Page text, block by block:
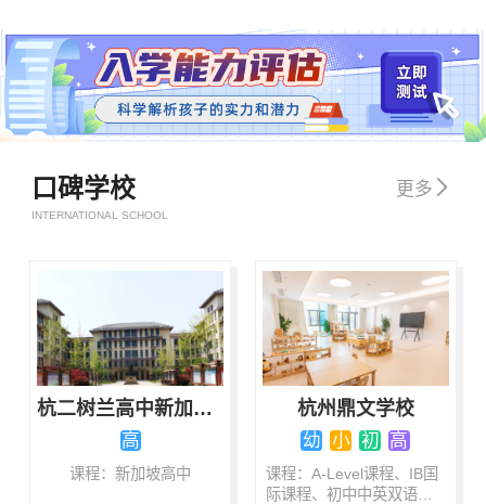
口碑学校
INTERNATIONAL SCHOOL
更多 
杭二树兰高中新加坡国际班
高
课程：新加坡高中
杭州鼎文学校
幼 小 初 高
课程：A-Level课程、IB国
际课程、初中中英双语课